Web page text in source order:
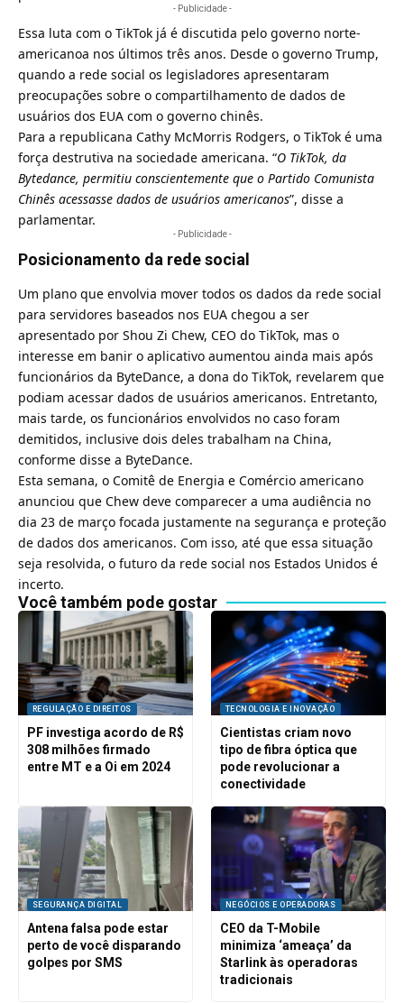
- Publicidade -
Essa luta com o TikTok já é discutida pelo governo norte-
americanoa nos últimos três anos. Desde o governo Trump,
quando a rede social os legisladores apresentaram
preocupações sobre o compartilhamento de dados de
usuários dos EUA com o governo chinês.
Para a republicana Cathy McMorris Rodgers, o TikTok é uma
força destrutiva na sociedade americana. “O TikTok, da
Bytedance, permitiu conscientemente que o Partido Comunista
Chinês acessasse dados de usuários americanos”, disse a
parlamentar.
- Publicidade -
Posicionamento da rede social
Um plano que envolvia mover todos os dados da rede social
para servidores baseados nos EUA chegou a ser
apresentado por Shou Zi Chew, CEO do TikTok, mas o
interesse em banir o aplicativo aumentou ainda mais após
funcionários da ByteDance, a dona do TikTok, revelarem que
podiam acessar dados de usuários americanos. Entretanto,
mais tarde, os funcionários envolvidos no caso foram
demitidos, inclusive dois deles trabalham na China,
conforme disse a ByteDance.
Esta semana, o Comitê de Energia e Comércio americano
anunciou que Chew deve comparecer a uma audiência no
dia 23 de março focada justamente na segurança e proteção
de dados dos americanos. Com isso, até que essa situação
seja resolvida, o futuro da rede social nos Estados Unidos é
incerto.
Você também pode gostar
REGULAÇÃO E DIREITOS
PF investiga acordo de R$
308 milhões firmado
entre MT e a Oi em 2024
TECNOLOGIA E INOVAÇÃO
Cientistas criam novo
tipo de fibra óptica que
pode revolucionar a
conectividade
SEGURANÇA DIGITAL
Antena falsa pode estar
perto de você disparando
golpes por SMS
NEGÓCIOS E OPERADORAS
CEO da T-Mobile
minimiza ‘ameaça’ da
Starlink às operadoras
tradicionais